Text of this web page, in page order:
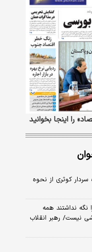
را اینجا بخوانید
کوثری از نحوه
نگه نداشتند همه
نیست/ رهبر انقلاب